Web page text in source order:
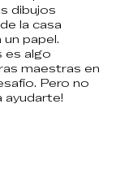
dibujos
la casa
papel.
es algo
maestras en
Pero no
ayudarte!